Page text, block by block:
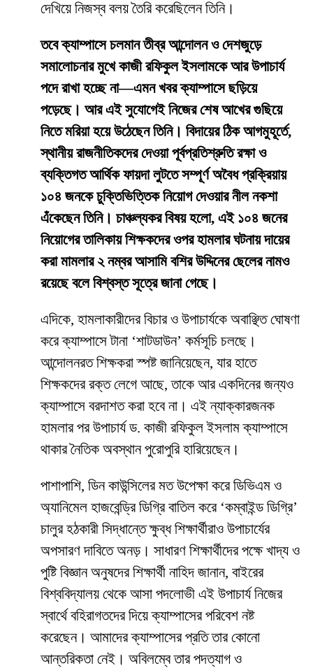
দেখিয়ে নিজস্ব বলয় তৈরি করেছিলেন তিনি।
তবে ক্যাম্পাসে চলমান তীব্র আন্দোলন ও দেশজুড়ে
সমালোচনার মুখে কাজী রফিকুল ইসলামকে আর উপাচার্য
পদে রাখা হচ্ছে না—এমন খবর ক্যাম্পাসে ছড়িয়ে
পড়েছে। আর এই সুযোগেই নিজের শেষ আখের গুছিয়ে
নিতে মরিয়া হয়ে উঠেছেন তিনি। বিদায়ের ঠিক আগমুহূর্তে,
স্থানীয় রাজনীতিকদের দেওয়া পূর্বপ্রতিশ্রুতি রক্ষা ও
ব্যক্তিগত আর্থিক ফায়দা লুটতে সম্পূর্ণ অবৈধ প্রক্রিয়ায়
১০৪ জনকে চুক্তিভিত্তিক নিয়োগ দেওয়ার নীল নকশা
এঁকেছেন তিনি। চাঞ্চল্যকর বিষয় হলো, এই ১০৪ জনের
নিয়োগের তালিকায় শিক্ষকদের ওপর হামলার ঘটনায় দায়ের
করা মামলার ২ নম্বর আসামি বশির উদ্দিনের ছেলের নামও
রয়েছে বলে বিশ্বস্ত সূত্রে জানা গেছে।
​এদিকে, হামলাকারীদের বিচার ও উপাচার্যকে অবাঞ্ছিত ঘোষণা
করে ক্যাম্পাসে টানা ‘শাটডাউন’ কর্মসূচি চলছে।
আন্দোলনরত শিক্ষকরা স্পষ্ট জানিয়েছেন, যার হাতে
শিক্ষকদের রক্ত লেগে আছে, তাকে আর একদিনের জন্যও
ক্যাম্পাসে বরদাশত করা হবে না। এই ন্যাক্কারজনক
হামলার পর উপাচার্য ড. কাজী রফিকুল ইসলাম ক্যাম্পাসে
থাকার নৈতিক অবস্থান পুরোপুরি হারিয়েছেন।
​পাশাপাশি, ডিন কাউন্সিলের মত উপেক্ষা করে ডিভিএম ও
অ্যানিমেল হাজবেন্ড্রি ডিগ্রি বাতিল করে ‘কম্বাইন্ড ডিগ্রি’
চালুর হঠকারী সিদ্ধান্তে ক্ষুব্ধ শিক্ষার্থীরাও উপাচার্যের
অপসারণ দাবিতে অনড়। সাধারণ শিক্ষার্থীদের পক্ষে খাদ্য ও
পুষ্টি বিজ্ঞান অনুষদের শিক্ষার্থী নাহিদ জানান, বাইরের
বিশ্ববিদ্যালয় থেকে আসা পদলোভী এই উপাচার্য নিজের
স্বার্থে বহিরাগতদের দিয়ে ক্যাম্পাসের পরিবেশ নষ্ট
করেছেন। আমাদের ক্যাম্পাসের প্রতি তার কোনো
আন্তরিকতা নেই। অবিলম্বে তার পদত্যাগ ও